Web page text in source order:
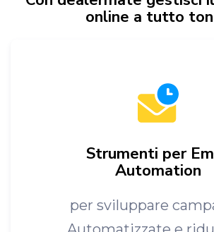
online a tutto
Strumenti per
Automation
per sviluppare